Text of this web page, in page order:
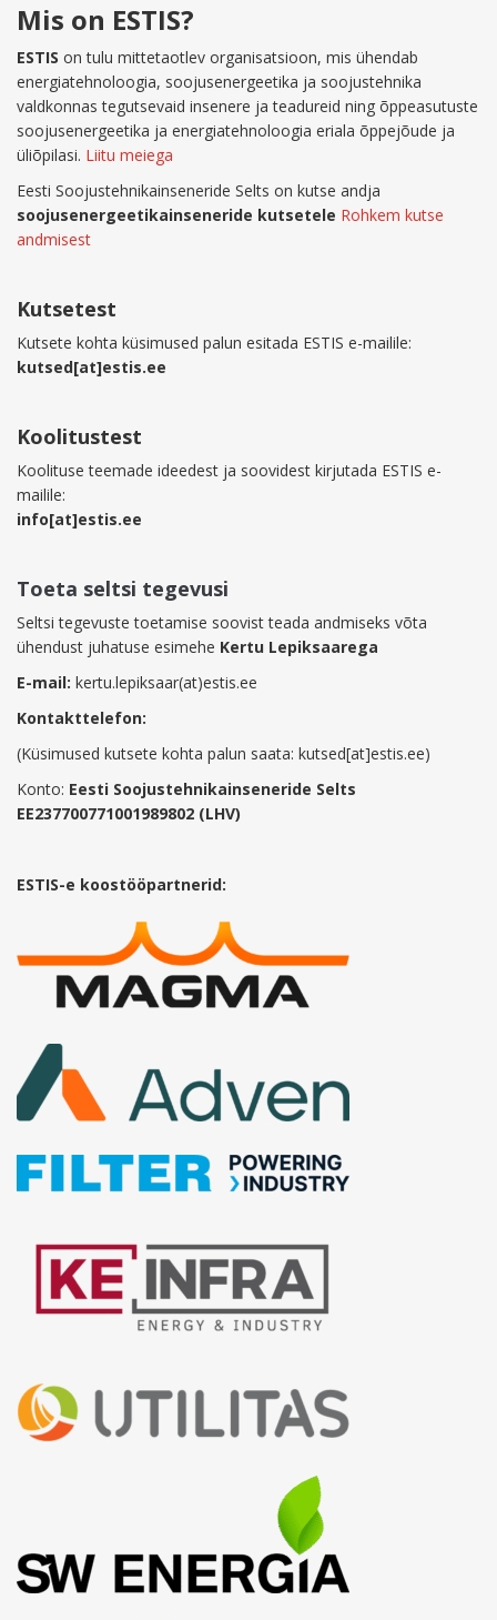
Mis on ESTIS?
ESTIS on tulu mittetaotlev organisatsioon, mis ühendab
energiatehnoloogia, soojusenergeetika ja soojustehnika
valdkonnas tegutsevaid insenere ja teadureid ning õppeasutuste
soojusenergeetika ja energiatehnoloogia eriala õppejõude ja
üliõpilasi. Liitu meiega
Eesti Soojustehnikainseneride Selts on kutse andja
soojusenergeetikainseneride kutsetele Rohkem kutse
andmisest
Kutsetest
Kutsete kohta küsimused palun esitada ESTIS e-mailile:
kutsed[at]estis.ee
Koolitustest
Koolituse teemade ideedest ja soovidest kirjutada ESTIS e-
mailile:
info[at]estis.ee
Toeta seltsi tegevusi
Seltsi tegevuste toetamise soovist teada andmiseks võta
ühendust juhatuse esimehe Kertu Lepiksaarega
E-mail: kertu.lepiksaar(at)estis.ee
Kontakttelefon:
(Küsimused kutsete kohta palun saata: kutsed[at]estis.ee)
Konto: Eesti Soojustehnikainseneride Selts
EE237700771001989802 (LHV)
ESTIS-e koostööpartnerid: